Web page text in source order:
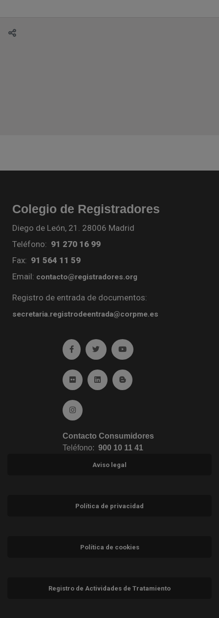
Colegio de Registradores
Diego de León, 21. 28006 Madrid
Teléfono: 91 270 16 99
Fax: 91 564 11 59
Email: contacto@registradores.org
Registro de entrada de documentos:
secretaria.registrodeentrada@corpme.es
Ir a facebook (abre en ventana nueva)
Ir a twitter (abre en ventana nueva)
Ir a YouTube (abre en
Ir a Flickr (abre en ventana nueva)
Ir a Linkedin (abre en ventana nueva)
Ir al Blog (abre en ventana
Ir a Instagram (abre en ventana nueva)
Contacto Consumidores
Teléfono: 900 10 11 41
Aviso legal
Política de privacidad
Política de cookies
Registro de Actividades de Tratamiento